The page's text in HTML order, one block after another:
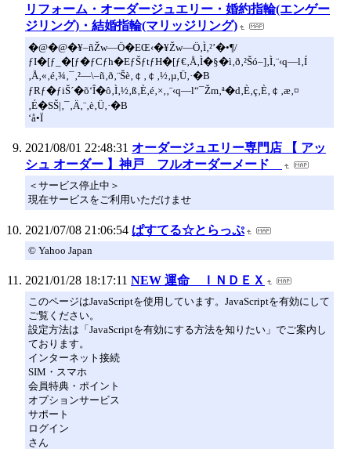
リフォーム・オーダージュエリー・婚約指輪(エンゲー
ジリング)・結婚指輪(マリッジリング)
�@�@�¥–ñŽw—Ö�EŒ‹�¥Žw—Ö‚Ì‚²’�•¶/
ƒI�[ƒ_�[ƒ�ƒCƒh�EƒŠƒtƒH�[ƒ€‚Å‚Ì�§�ì‚ð‚²Šó–]‚Ì‚¨‹q—l‚Í
‚Å‚«‚é‚¾‚¯‚²—\–ñ‚ð‚¨Šè‚￠‚￠‚½‚µ‚Ü‚·�B
ƒRƒ�ƒiŠ´�õ‘Î�ô‚Ì‚½‚ß‚È‚é‚×‚­‚¨‹q—l“¯Žm‚ª�d‚È‚ç‚È‚￠‚æ‚¤
‚É�SŠ|‚¯‚Ä‚¨‚è‚Ü‚·�B
‘å•Ï
2021/08/01 22:48:31 オーダージュエリー専門店 【 アッ
シュ オーダー 】神戸 フルオーダーメード
＜サービス停止中＞
現在サービスをご利用いただけませ
2021/07/08 21:06:54 ぱすてる☆とらっぷ
© Yahoo Japan
2021/01/28 18:17:11 NEW 運命 ＩＮＤＥＸ
このページはJavaScriptを使用しています。JavaScriptを有効にして
ご覧ください。
設定方法は「JavaScriptを有効にする方法を知りたい」でご案内し
ております。
インターネット接続
SIM・スマホ
会員特典・ポイント
オプションサービス
サポート
ログイン
さん